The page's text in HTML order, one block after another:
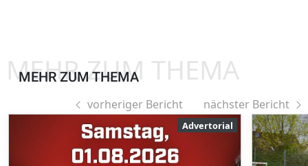
MEHR ZUM THEMA
MEHR ZUM THEMA
vorheriger Bericht nächster Bericht
Advertorial